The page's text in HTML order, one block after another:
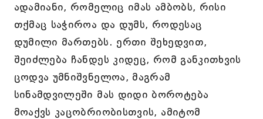
ადამიანი, რომელიც იმას ამბობს, რისი
თქმაც საჭიროა და დუმს, როდესაც
დუმილი მართებს. ერთი შეხედვით,
შეიძლება ჩანდეს კიდეც, რომ განკითხვის
ცოდვა უმნიშვნელოა, მაგრამ
სინამდვილეში მას დიდი ბოროტება
მოაქვს კაცობრიობისთვის, ამიტომ